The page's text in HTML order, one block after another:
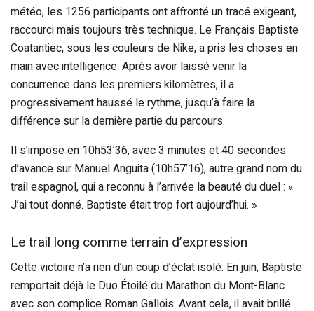
météo, les 1256 participants ont affronté un tracé exigeant,
raccourci mais toujours très technique. Le Français Baptiste
Coatantiec, sous les couleurs de Nike, a pris les choses en
main avec intelligence. Après avoir laissé venir la
concurrence dans les premiers kilomètres, il a
progressivement haussé le rythme, jusqu’à faire la
différence sur la dernière partie du parcours.
Il s’impose en 10h53’36, avec 3 minutes et 40 secondes
d’avance sur Manuel Anguita (10h57’16), autre grand nom du
trail espagnol, qui a reconnu à l’arrivée la beauté du duel : «
J’ai tout donné. Baptiste était trop fort aujourd’hui. »
Le trail long comme terrain d’expression
Cette victoire n’a rien d’un coup d’éclat isolé. En juin, Baptiste
remportait déjà le Duo Étoilé du Marathon du Mont-Blanc
avec son complice Roman Gallois. Avant cela, il avait brillé